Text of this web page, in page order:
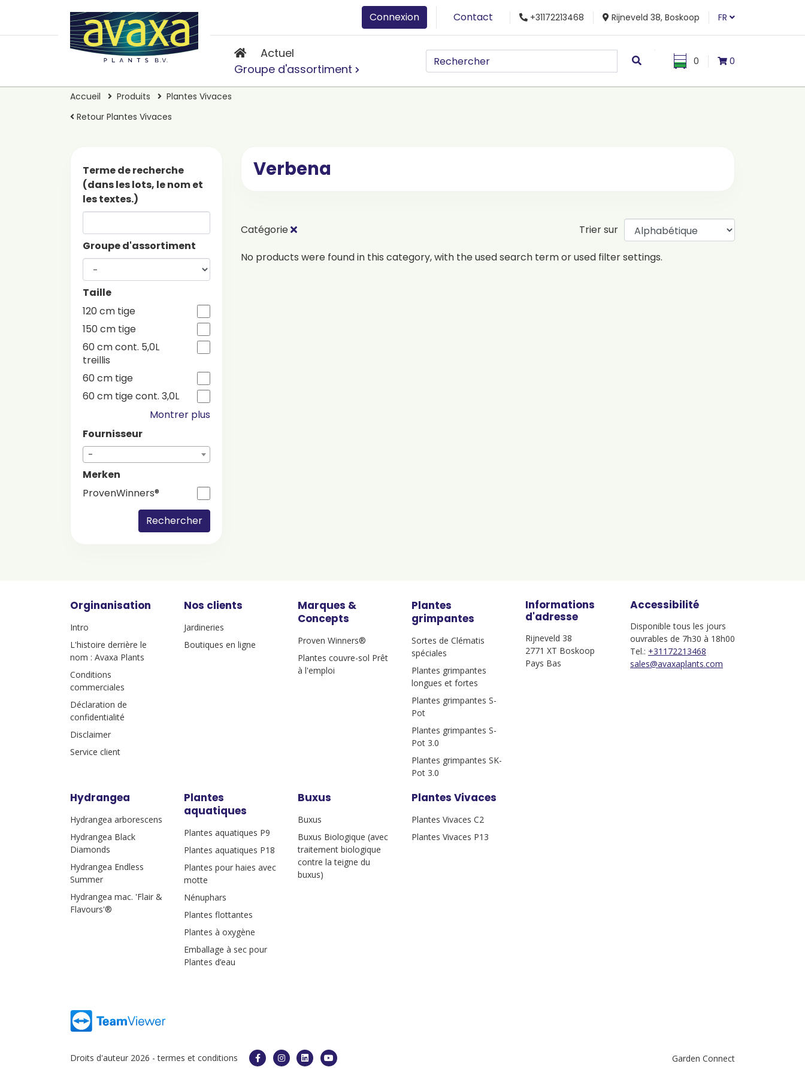
Connexion Contact +31172213468 Rijneveld 38, Boskoop FR
Actuel
Groupe d'assortiment
0 0
Accueil Produits
Plantes Vivaces
Retour Plantes Vivaces
Terme de recherche
(dans les lots, le nom et
les textes.)
Groupe d'assortiment
Taille
120 cm tige
150 cm tige
60 cm cont. 5,0L
treillis
60 cm tige
60 cm tige cont. 3,0L
Montrer plus
Fournisseur
-
Merken
ProvenWinners®
Rechercher
Verbena
Catégorie
Trier sur
No products were found in this category, with the used search term or used filter settings.
Orginanisation
Intro
L'histoire derrière le
nom : Avaxa Plants
Conditions
commerciales
Déclaration de
confidentialité
Disclaimer
Service client
Nos clients
Jardineries
Boutiques en ligne
Marques &
Concepts
Proven Winners®
Plantes couvre-sol Prêt
à l'emploi
Plantes
grimpantes
Sortes de Clématis
spéciales
Plantes grimpantes
longues et fortes
Plantes grimpantes S-
Pot
Plantes grimpantes S-
Pot 3.0
Plantes grimpantes SK-
Pot 3.0
Hydrangea
Hydrangea arborescens
Hydrangea Black
Diamonds
Hydrangea Endless
Summer
Hydrangea mac. 'Flair &
Flavours'®
Plantes
aquatiques
Plantes aquatiques P9
Plantes aquatiques P18
Plantes pour haies avec
motte
Nénuphars
Plantes flottantes
Plantes à oxygène
Emballage à sec pour
Plantes d’eau
Buxus
Buxus
Buxus Biologique (avec
traitement biologique
contre la teigne du
buxus)
Plantes Vivaces
Plantes Vivaces C2
Plantes Vivaces P13
Informations
d'adresse
Rijneveld 38
2771 XT Boskoop
Pays Bas
Accessibilité
Disponible tous les jours
ouvrables de 7h30 à 18h00
Tel.: +31172213468
sales@avaxaplants.com
Droits d'auteur 2026 -termes et conditions Garden Connect